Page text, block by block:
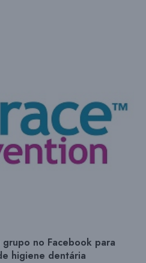
no Facebook para
higiene dentária